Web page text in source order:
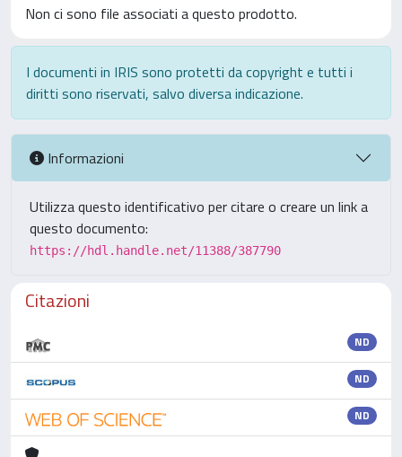
Non ci sono file associati a questo prodotto.
I documenti in IRIS sono protetti da copyright e tutti i
diritti sono riservati, salvo diversa indicazione.
Informazioni
Utilizza questo identificativo per citare o creare un link a
questo documento:
https://hdl.handle.net/11388/387790
Citazioni
ND
ND
ND